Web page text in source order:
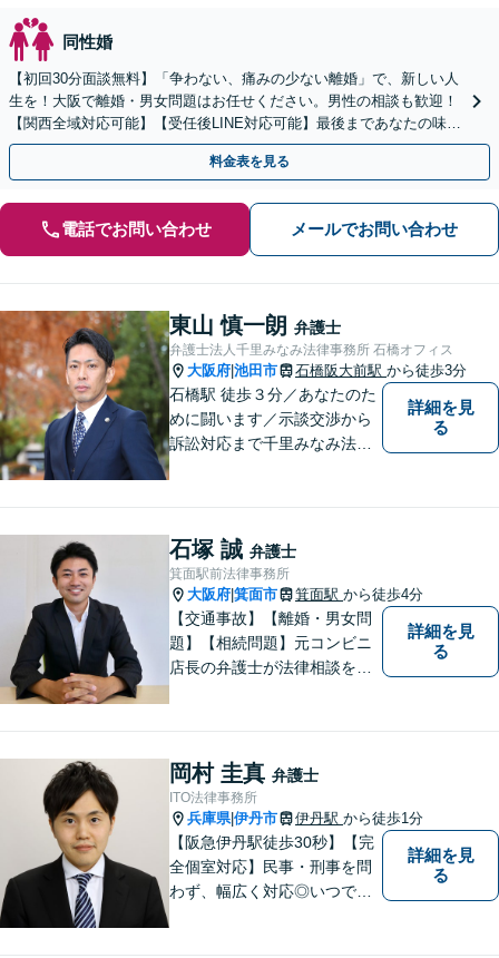
同性婚
【初回30分面談無料】「争わない、痛みの少ない離婚」で、新しい人
生を！大阪で離婚・男女問題はお任せください。男性の相談も歓迎！
【関西全域対応可能】【受任後LINE対応可能】最後まであなたの味方
です。【女性弁護士】【豊中駅徒歩5分】
料金表を見る
電話でお問い合わせ メールでお問い合わせ
東山 慎一朗 弁護士
弁護士法人千里みなみ法律事務所 石橋オフィス
大阪府 池田市 石橋阪大前駅 から徒歩3分
石橋駅 徒歩３分／あなたのた
めに闘います／示談交渉から
訴訟対応まで千里みなみ法律
詳細を見
る
石塚 誠 弁護士
箕面駅前法律事務所
大阪府 箕面市 箕面駅 から徒歩4分
【交通事故】【離婚・男女問
題】【相続問題】元コンビニ
店長の弁護士が法律相談を承
詳細を見
る
岡村 圭真 弁護士
ITO法律事務所
兵庫県|伊丹市 伊丹駅 から徒歩1分
【阪急伊丹駅徒歩30秒】【完
全個室対応】民事・刑事を問
わず、幅広く対応◎いつでも
詳細を見
る